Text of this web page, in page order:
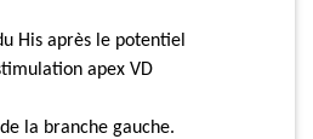
His après le potentiel
apex VD
la branche gauche.